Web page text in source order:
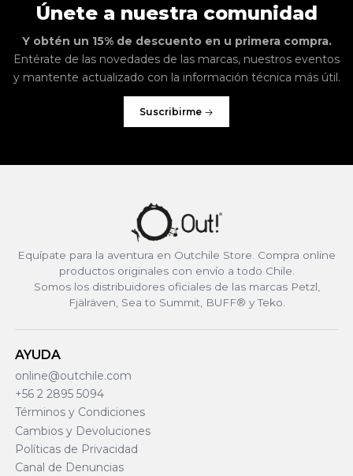
Únete a nuestra comunidad
Y obtén un 15% de descuento en u primera compra.
Entérate de las novedades de las marcas, nuestros eventos
y mantente actualizado con la información técnica más útil.
Suscribirme
Equípate para la aventura en Outchile Store. Compra online
productos originales con envío a todo Chile.
Somos los distribuidores oficiales de las marcas Petzl,
Fjälräven, Sea to Summit, BUFF® y Teko.
AYUDA
online@outchile.com
+56 2 2895 5094
Términos y Condiciones
Cambios y Devoluciones
Políticas de Privacidad
Canal de Denuncias